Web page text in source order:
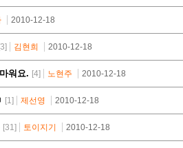
2010-12-18
[3] 김현희 2010-12-18
워요. [4] 노현주 2010-12-18
[1] 제선영 2010-12-18
[31] 토이지기 2010-12-18